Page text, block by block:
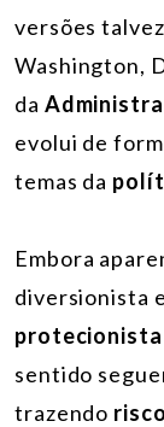
versões
Washington,
da
evolui de
temas da
Embora
diversionista
protecionista
sentido
trazendo